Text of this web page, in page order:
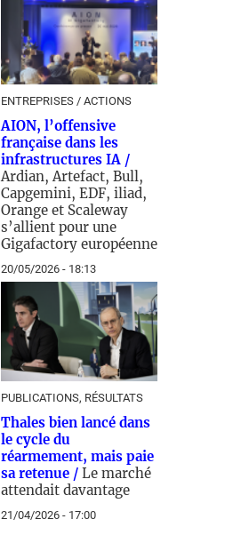
ENTREPRISES / ACTIONS
AION, l’offensive
française dans les
infrastructures IA /
Ardian, Artefact, Bull,
Capgemini, EDF, iliad,
Orange et Scaleway
s’allient pour une
Gigafactory européenne
20/05/2026 - 18:13
PUBLICATIONS, RÉSULTATS
Thales bien lancé dans
le cycle du
réarmement, mais paie
sa retenue / Le marché
attendait davantage
21/04/2026 - 17:00